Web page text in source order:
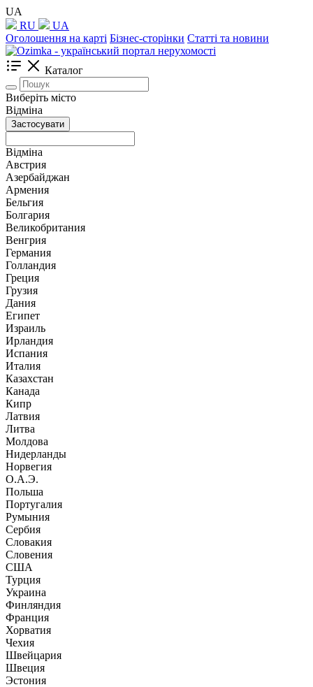
UA
RU
UA
Оголошення на карті Бізнес-сторінки Статті та новини
Каталог
Виберіть місто
Відміна
Застосувати
Відміна
Австрия
Азербайджан
Армения
Бельгия
Болгария
Великобритания
Венгрия
Германия
Голландия
Греция
Грузия
Дания
Египет
Израиль
Ирландия
Испания
Италия
Казахстан
Канада
Кипр
Латвия
Литва
Молдова
Нидерланды
Норвегия
О.А.Э.
Польша
Португалия
Румыния
Сербия
Словакия
Словения
США
Турция
Украина
Финляндия
Франция
Хорватия
Чехия
Швейцария
Швеция
Эстония